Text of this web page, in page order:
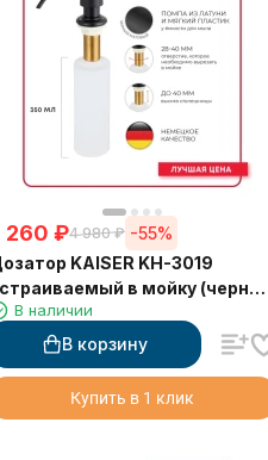
260 ₽4 980 ₽ -55%
KAISER KH-3019
в мойку (черный
В наличии
В корзину
Купить в 1 клик